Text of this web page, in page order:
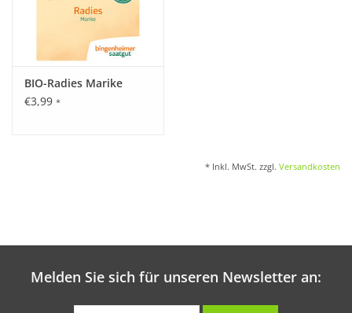
BIO-Radies Marike
€3,99 *
* Inkl. MwSt. zzgl. Versandkosten
Melden Sie sich für unseren Newsletter an: